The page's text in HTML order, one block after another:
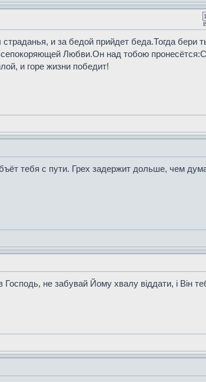
и за бедой прийдет беда.Тогда бери
Любви.Он над тобою
и горе жизни победит!
тебя с пути. Грех задержит дольше, чем
не забувай Йому хвалу віддати, і Він